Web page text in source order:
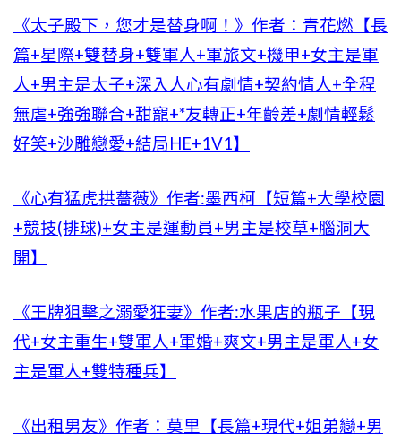
《太子殿下，您才是替身啊！》作者：青花燃【長
篇+星際+雙替身+雙軍人+軍旅文+機甲+女主是軍
人+男主是太子+深入人心有劇情+契約情人+全程
無虐+強強聯合+甜寵+*友轉正+年齡差+劇情輕鬆
好笑+沙雕戀愛+結局HE+1V1】
《心有猛虎拱薔薇》作者:墨西柯【短篇+大學校園
+競技(排球)+女主是運動員+男主是校草+腦洞大
開】
《王牌狙擊之溺愛狂妻》作者:水果店的瓶子【現
代+女主重生+雙軍人+軍婚+爽文+男主是軍人+女
主是軍人+雙特種兵】
《出租男友》作者：莫里【長篇+現代+姐弟戀+男